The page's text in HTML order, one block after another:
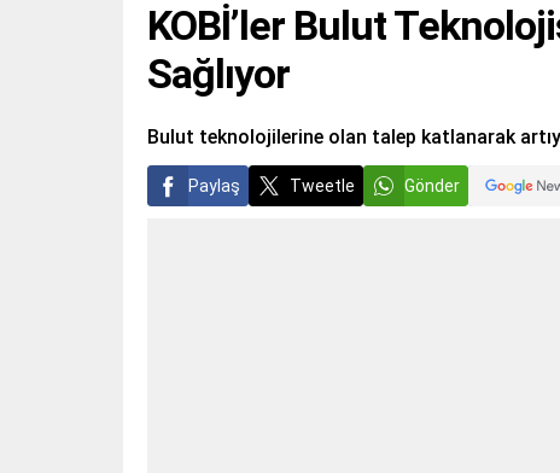
KOBİ’ler Bulut
Sağlıyor
Bulut teknolojilerine olan talep katlanarak
Paylaş Tweetle Gönder